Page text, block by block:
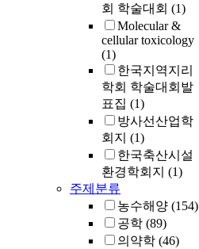
회 학술대회 (1)
Molecular &
cellular toxicology
(1)
한국지역지리
학회 학술대회발
표집 (1)
방사선산업학
회지 (1)
한국축산시설
환경학회지 (1)
주제분류
농수해양 (154)
공학 (89)
의약학 (46)